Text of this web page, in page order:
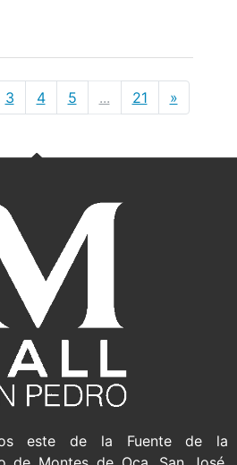
3 4 5 ... 21 »
este de la Fuente de la